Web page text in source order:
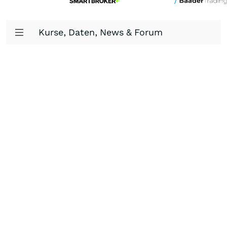
Kurse, Daten, News & Forum